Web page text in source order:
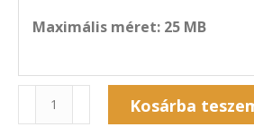
Maximális méret: 25 MB
Naptár
12NF-
Kosárba